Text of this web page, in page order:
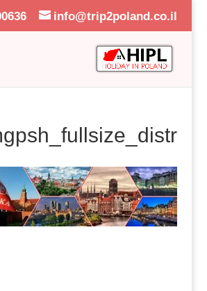
info@trip2poland.co.il